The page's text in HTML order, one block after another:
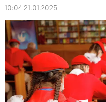
10:04 21.01.2025